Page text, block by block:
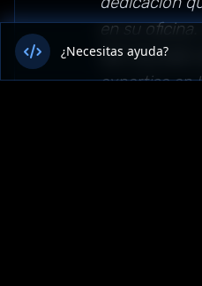
en su
del mercado
expertise en
¿Necesitas ayuda?